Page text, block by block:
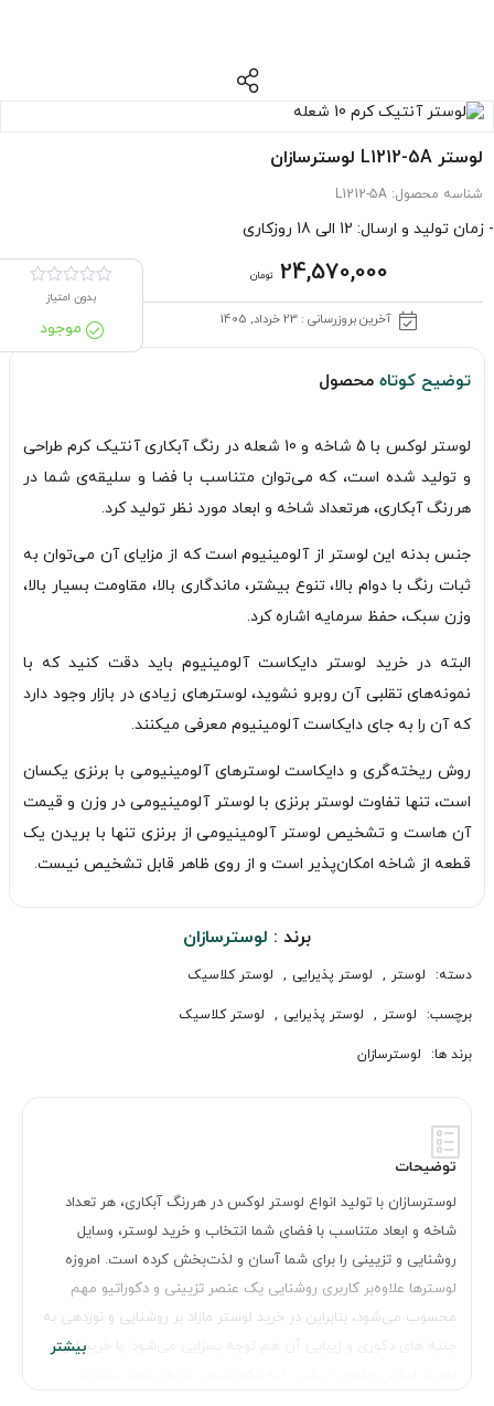
لوستر L1212-5A لوسترسازان
شناسه محصول: L1212-5A
- زمان تولید و ارسال: 12 الی 18 روزکاری
24,570,000 تومان
آخرین بروزرسانی : 23 خرداد, 1405
بدون امتیاز
موجود
توضیح کوتاه محصول
لوستر لوکس با 5 شاخه و 10 شعله در رنگ آبکاری آنتیک کرم طراحی
و تولید شده است، که می‌توان متناسب با فضا و سلیقه‌ی شما در
هررنگ آبکاری، هرتعداد شاخه و ابعاد مورد نظر تولید کرد.
جنس بدنه این لوستر از آلومینیوم است که از مزایای آن می‌توان به
ثبات رنگ با دوام بالا، تنوع بیشتر، ماندگاری بالا، مقاومت بسیار بالا،
وزن سبک، حفظ سرمایه اشاره کرد.
البته در خرید لوستر دایکاست آلومینیوم باید دقت کنید که با
نمونه‌های تقلبی آن روبرو نشوید، لوسترهای زیادی در بازار وجود دارد
که آن را به جای دایکاست آلومینیوم معرفی میکنند.
روش ریخته‌گری و دایکاست لوسترهای آلومینیومی با برنزی یکسان
است، تنها تفاوت لوستر برنزی با لوستر آلومینیومی در وزن و قیمت
آن هاست و تشخیص لوستر آلومینیومی از برنزی تنها با بریدن یک
قطعه از شاخه امکان‌پذیر است و از روی ظاهر قابل تشخیص نیست.
برند : لوسترسازان
دسته: لوستر , لوستر پذیرایی , لوستر کلاسیک
برچسب: لوستر , لوستر پذیرایی , لوستر کلاسیک
برند ها: لوسترسازان
توضیحات
لوسترسازان با تولید انواع لوستر لوکس در هررنگ آبکاری، هر تعداد
شاخه و ابعاد متناسب با فضای شما انتخاب و خرید لوستر، وسایل
روشنایی و تزیینی را برای شما آسان و لذت‌بخش کرده است. امروزه
لوسترها علاوه‌بر کاربری روشنایی یک عنصر تزیینی و دکوراتیو مهم
محسوب می‌شود، بنابراین در خرید لوستر مازاد بر روشنایی و نوردهی به
جنبه های دکوری و زیبایی آن هم توجه بسزایی می‌شود. با خرید این